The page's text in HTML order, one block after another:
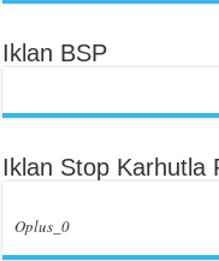
Iklan BSP
Iklan Stop Karhutla
Oplus_0